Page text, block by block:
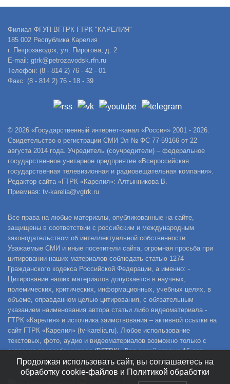
Филиал ФГУП ВГТРК ГТРК "КАРЕЛИЯ"
185 002 Республика Карелия
г. Петрозаводск, ул. Пирогова, д. 2
E-mail: gtrk@petrozavodsk.rfn.ru
Телефон: (8 - 814 2) 76 - 42 - 01
Факс: (8 - 814 2) 76 - 18 - 39
© 2026 «Государственный интернет-канал «Россия» 2001 - 2026.
Свидетельство о регистрации СМИ Эл № ФС 77-59166 от 22
августа 2014 года. Учредитель (соучредители) – федеральное
государственное унитарное предприятие «Всероссийская
государственная телевизионная и радиовещательная компания».
Редактор сайта «ГТРК «Карелия»: Алтынникова В.
Приемная: tv-karelia@vgtrk.ru
Все права на любые материалы, опубликованные на сайте,
защищены в соответствии с российским и международным
законодательством об интеллектуальной собственности.
Уважаемые СМИ и иные посетители сайта, огромная просьба при
цитировании наших материалов соблюдать статью 1274
Гражданского кодекса Российской Федерации, а именно: -
Цитирование наших материалов допускается в научных,
полемических, критических, информационных, учебных целях, в
объеме, оправданном целью цитирования, с обязательным
указанием наименования автора статьи либо видеоматериала -
ГТРК «Карелия» и источника заимствования – активной ссылки на
сайт ГТРК «Карелия» (tv-karelia.ru). Любое использование
текстовых, фото, аудио и видеоматериалов возможно только с
согласия правообладателя (ВГТРК). Для детей старше 16 лет.
Продолжая использовать сайт, вы соглашаетесь на
обработку cookie-файлов и Политикой обработки